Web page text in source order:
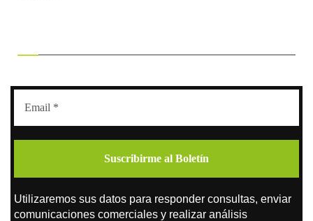
Utilizaremos sus datos para responder consultas, enviar
comunicaciones comerciales y realizar análisis